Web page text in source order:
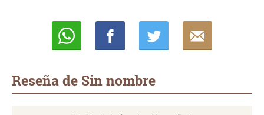
Reseña de Sin nombre